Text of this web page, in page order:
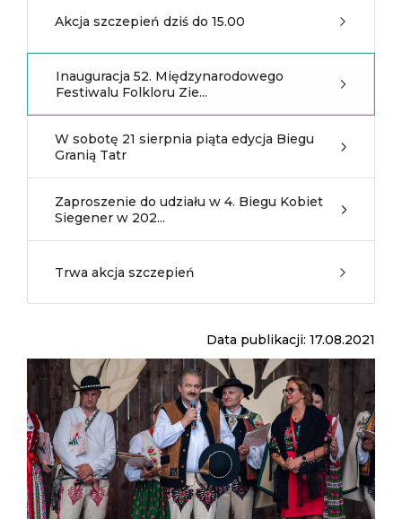
Akcja szczepień dziś do 15.00
Inauguracja 52. Międzynarodowego
Festiwalu Folkloru Zie...
W sobotę 21 sierpnia piąta edycja Biegu
Granią Tatr
Zaproszenie do udziału w 4. Biegu Kobiet
Siegener w 202...
Trwa akcja szczepień
Data publikacji: 17.08.2021